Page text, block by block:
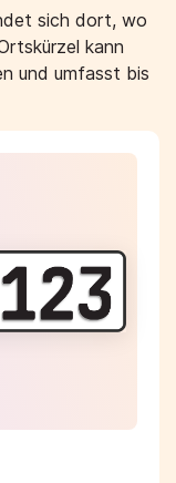
sich dort, wo
kann
und umfasst bis